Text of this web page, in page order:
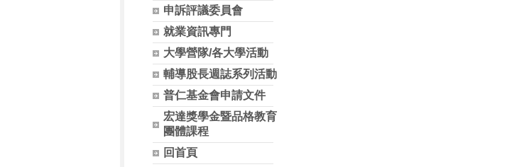
申訴評議委員會
就業資訊專門
大學營隊/各大學活動
輔導股長週誌系列活動
普仁基金會申請文件
宏達獎學金暨品格教育
團體課程
回首頁